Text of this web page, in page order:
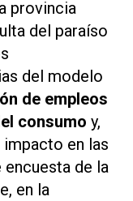
provincia
del paraíso
del modelo
de empleos
consumo y,
en las
encuesta de la
en la